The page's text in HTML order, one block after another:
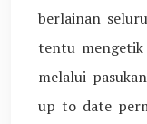
berlainan
tentu
melalui
up to date